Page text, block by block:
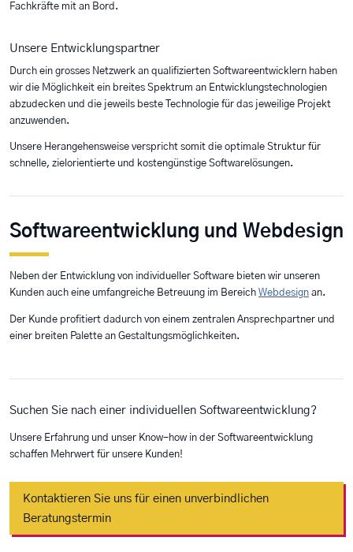
Fachkräfte mit an Bord.
Unsere Entwicklungspartner
Durch ein grosses Netzwerk an qualifizierten Softwareentwicklern haben
wir die Möglichkeit ein breites Spektrum an Entwicklungstechnologien
abzudecken und die jeweils beste Technologie für das jeweilige Projekt
anzuwenden.
Unsere Herangehensweise verspricht somit die optimale Struktur für
schnelle, zielorientierte und kostengünstige Softwarelösungen.
Softwareentwicklung und Webdesign
Neben der Entwicklung von individueller Software bieten wir unseren
Kunden auch eine umfangreiche Betreuung im Bereich Webdesign an.
Der Kunde profitiert dadurch von einem zentralen Ansprechpartner und
einer breiten Palette an Gestaltungsmöglichkeiten.
Suchen Sie nach einer individuellen Softwareentwicklung?
Unsere Erfahrung und unser Know-how in der Softwareentwicklung
schaffen Mehrwert für unsere Kunden!
Kontaktieren Sie uns für einen unverbindlichen
Beratungstermin